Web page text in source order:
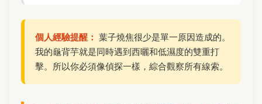
個人經驗提醒： 葉子燒焦很少是單一原因造成的。
我的龜背芋就是同時遇到西曬和低濕度的雙重打
擊。所以你必須像偵探一樣，綜合觀察所有線索。